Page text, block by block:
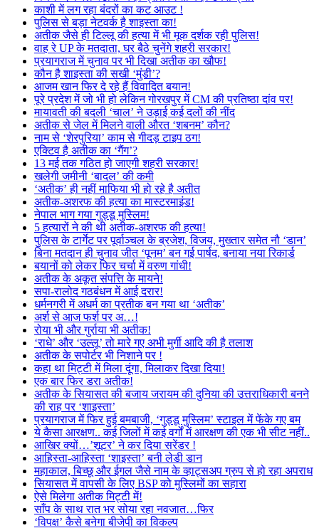
काशी में लग रहा बंदरों का कट आउट !
पुलिस से बड़ा नेटवर्क है शाइस्ता का!
अतीक जैसे ही टिल्लू की हत्या में भी मूक दर्शक रही पुलिस!
वाह रे UP के मतदाता, घर बैठे चुनेंगे शहरी सरकार!
प्रयागराज में चुनाव पर भी दिखा अतीक का खौफ!
कौन है शाइस्ता की सखी ‘मुंडी’?
आजम खान फिर दे रहे हैं विवादित बयान!
पूरे प्रदेश में जो भी हो लेकिन गोरखपुर में CM की प्रतिष्ठा दांव पर!
मायावती की बदली ‘चाल’ ने उड़ाई कई दलों की नींद
अतीक से जेल में मिलने वाली औरत ‘शबनम’ कौन?
नाम से ‘शेरपुरिया’ काम से गीदड़ टाइप ठग!
एक्टिव है अतीक का ‘गैंग’?
13 मई तक गठित हो जाएगी शहरी सरकार!
खलेगी जमीनी ‘बादल’ की कमी
‘अतीक’ ही नहीं माफिया भी हो रहे है अतीत
अतीक-अशरफ की हत्या का मास्टरमाइंड!
नेपाल भाग गया गुड्डू मुस्लिम!
5 हत्यारों ने की थी अतीक-अशरफ की हत्या!
पुलिस के टार्गेट पर पूर्वाञ्चल के ब्रजेश, विजय, मुख्तार समेत नौ ‘डान’
बिना मतदान ही चुनाव जीत ‘पूनम’ बन गई पार्षद, बनाया नया रिकार्ड
बयानों को लेकर फिर चर्चा में वरुण गांधी!
अतीक के अकूत संपत्ति के मायने!
सपा-रालोद गठबंधन में आई दरार!
धर्मनगरी में अधर्म का प्रतीक बन गया था ‘अतीक’
अर्श से आज फर्श पर अ…!
रोया भी और गुर्राया भी अतीक!
‘राधे’ और ‘उल्लू’ तो मारे गए अभी मुर्गी आदि की है तलाश
अतीक के सपोर्टर भी निशाने पर !
कहा था मिट्टी में मिला दूंगा, मिलाकर दिखा दिया!
एक बार फिर डरा अतीक!
अतीक के सियासत की बजाय जरायम की दुनिया की उत्तराधिकारी बनने
की राह पर ‘शाइस्ता’
प्रयागराज में फिर हुई बमबाजी, ‘गुड्डू मुस्लिम’ स्टाइल में फेंके गए बम
ये कैसा आरक्षण.. कई जिलों में कई वर्गों में आरक्षण की एक भी सीट नहीं..
आखिर क्यों…’शूटर’ ने कर दिया सरेंडर !
आहिस्ता-आहिस्ता ‘शाइस्ता’ बनी लेडी डान
महाकाल, बिच्छू और ईगल जैसे नाम के व्हाट्सअप ग्रुप से हो रहा अपराध
सियासत में वापसी के लिए BSP को मुस्लिमों का सहारा
ऐसे मिलेगा अतीक मिट्टी में!
साँप के साथ रात भर सोया रहा नवजात…फिर
‘विपक्ष’ कैसे बनेगा बीजेपी का विकल्प